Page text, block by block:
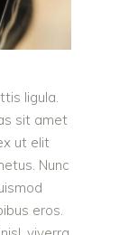
ligula.
sit amet
ut elit
Nunc
eros.